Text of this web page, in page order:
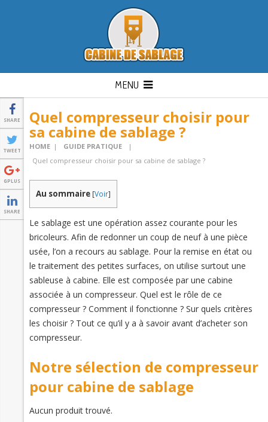
MENU
SHARE
TWEET
GPLUS
SHARE
Quel compresseur choisir pour
sa cabine de sablage ?
HOME | GUIDE PRATIQUE
|
Quel compresseur choisir pour sa cabine de sablage ?
Au sommaire [Voir]
Le sablage est une opération assez courante pour les
bricoleurs. Afin de redonner un coup de neuf à une pièce
usée, l’on a recours au sablage. Pour la remise en état ou
le traitement des petites surfaces, on utilise surtout une
sableuse à cabine. Elle est composée par une cabine
associée à un compresseur. Quel est le rôle de ce
compresseur ? Comment il fonctionne ? Sur quels critères
les choisir ? Tout ce qu’il y a à savoir avant d’acheter son
compresseur.
Notre sélection de compresseur
pour cabine de sablage
Aucun produit trouvé.